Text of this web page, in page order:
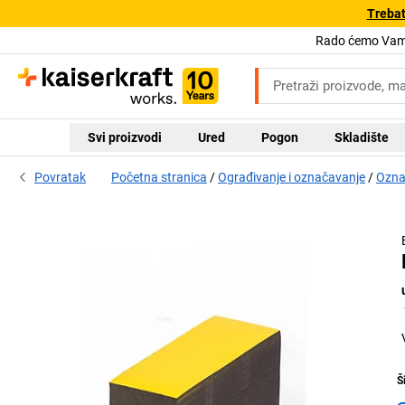
Rado ćemo
Svi proizvodi Ured Pogon Skladište
Povratak Početna stranica Ograđivanje i označavanje